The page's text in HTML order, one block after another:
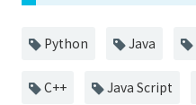
Python Java
C++ Java Script